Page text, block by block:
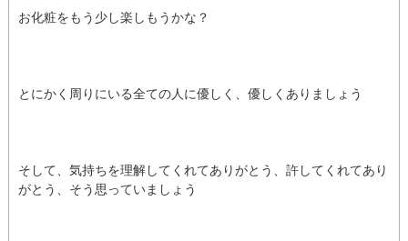
お化粧をもう少し楽しもうかな？
とにかく周りにいる全ての人に優しく、優しくありましょう
そして、気持ちを理解してくれてありがとう、許してくれてあり
がとう、そう思っていましょう